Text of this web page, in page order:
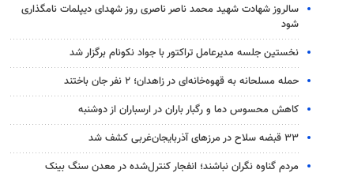
سالروز شهادت شهید محمد ناصر ناصری روز شهدای دیپلمات نامگذاری
شود
نخستین جلسه مدیرعامل تراکتور با جواد نکونام برگزار شد
حمله مسلحانه به قهوه‌خانه‌ای در زاهدان؛ ۲ نفر جان باختند
کاهش محسوس دما و رگبار باران در ارسباران از دوشنبه
۳۳ قبضه سلاح در مرزهای آذربایجان‌غربی کشف شد
مردم گناوه نگران نباشند؛ انفجار کنترل‌شده در معدن سنگ بینک